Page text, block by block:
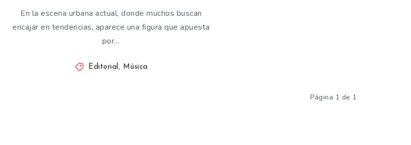
En la escena urbana actual, donde muchos buscan
encajar en tendencias, aparece una figura que apuesta
por…
Editorial, Música
Página 1 de 1